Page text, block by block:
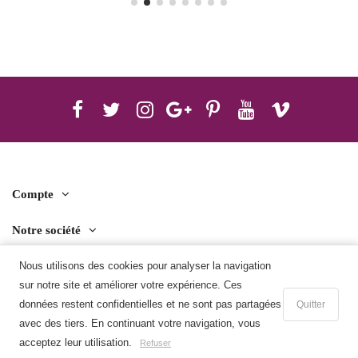
Nous utilisons des cookies pour analyser la navigation
sur notre site et améliorer votre expérience. Ces
données restent confidentielles et ne sont pas partagées
avec des tiers. En continuant votre navigation, vous
acceptez leur utilisation.
Refuser
Quitter
Ajouter au panier
Compte
Notre société
Contact us
Télécharger l'application mobile